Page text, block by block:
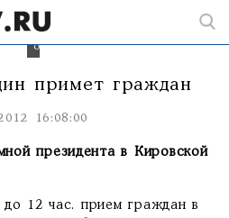
Кировской
области.
примет граждан
16:08:00
президента в Кировской
12 час. прием граждан в